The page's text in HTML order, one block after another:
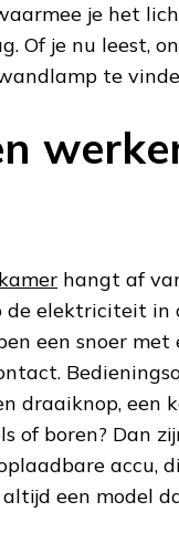
je het
Of je nu leest,
te
hangt af
de elektriciteit in
een snoer met
draaiknop, een
of boren? Dan
accu,
een model